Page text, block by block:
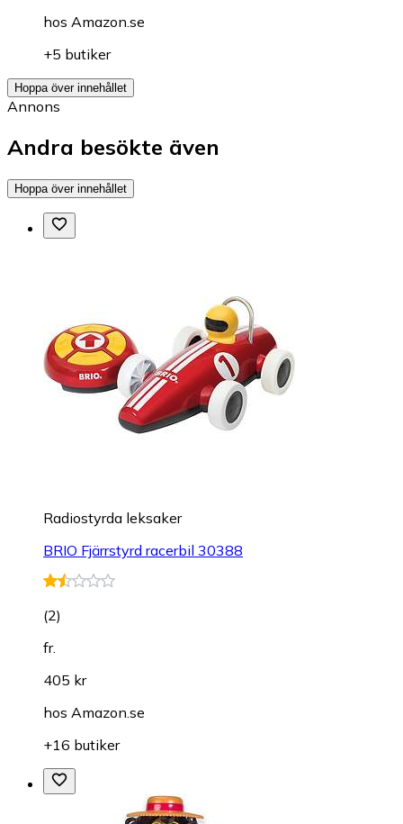
hos Amazon.se
+5 butiker
Hoppa över innehållet
Annons
Andra besökte även
Hoppa över innehållet
Radiostyrda leksaker
BRIO Fjärrstyrd racerbil 30388
(2)
fr.
405 kr
hos Amazon.se
+16 butiker